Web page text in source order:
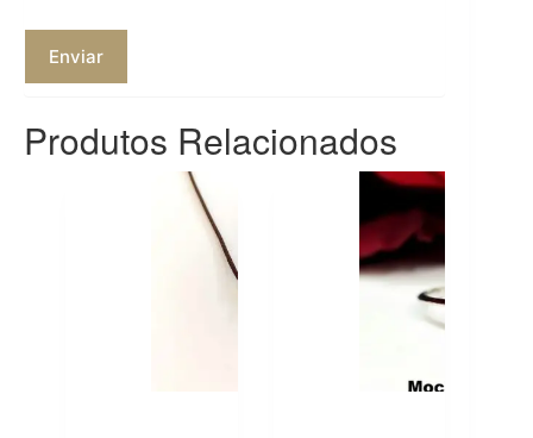
Enviar
Produtos Relacionados